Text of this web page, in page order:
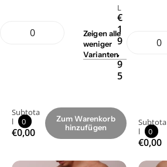
Zeigenalle
weniger
Varianten
Subtota
l
0
€0,00
Zum Warenkorb
hinzufügen
L
€
1
9
,
9
5
Subtota
l
0
€0,00